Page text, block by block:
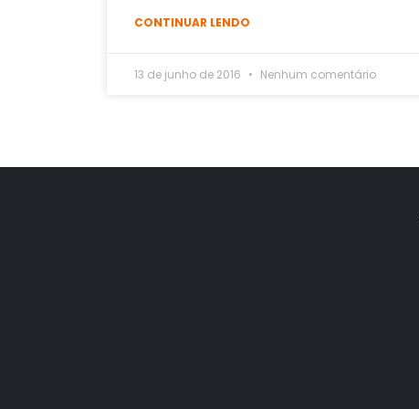
CONTINUAR LENDO
13 de junho de 2016 Nenhum comentário